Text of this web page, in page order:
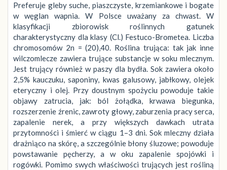
Preferuje gleby suche, piaszczyste, krzemiankowe i bogate
w węglan wapnia. W Polsce uważany za chwast. W
klasyfikacji zbiorowisk roślinnych gatunek
charakterystyczny dla klasy (Cl.) Festuco-Brometea. Liczba
chromosomów 2n = (20),40. Roślina trująca: tak jak inne
wilczomlecze zawiera trujące substancje w soku mlecznym.
Jest trujący również w paszy dla bydła. Sok zawiera około
2,5% kauczuku, saponiny, kwas galusowy, jabłkowy, olejek
eteryczny i olej. Przy doustnym spożyciu powoduje takie
objawy zatrucia, jak: ból żołądka, krwawa biegunka,
rozszerzenie źrenic, zawroty głowy, zaburzenia pracy serca,
zapalenie nerek, a przy większych dawkach utrata
przytomności i śmierć w ciągu 1–3 dni. Sok mleczny działa
drażniąco na skórę, a szczególnie błony śluzowe; powoduje
powstawanie pęcherzy, a w oku zapalenie spojówki i
rogówki. Pomimo swych właściwości trujących jest rośliną